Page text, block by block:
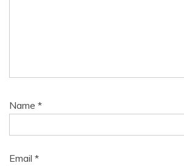
Name *
Email *